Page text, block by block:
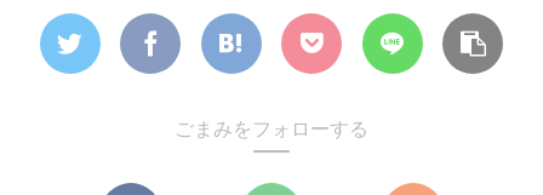
ごまみをフォローする